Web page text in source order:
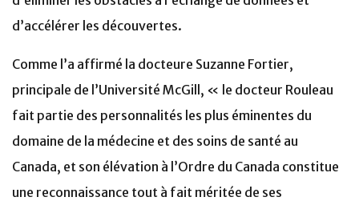
d’accélérer les découvertes.
Comme l’a affirmé la docteure Suzanne Fortier,
principale de l’Université McGill, « le docteur Rouleau
fait partie des personnalités les plus éminentes du
domaine de la médecine et des soins de santé au
Canada, et son élévation à l’Ordre du Canada constitue
une reconnaissance tout à fait méritée de ses